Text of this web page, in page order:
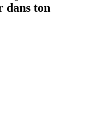
dans ton